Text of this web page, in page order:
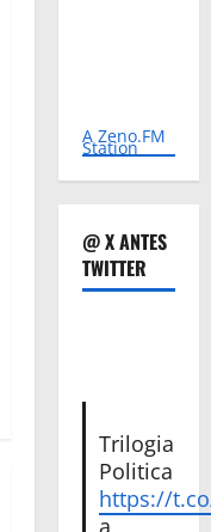
A Zeno.FM
Station
@ X ANTES
TWITTER
Trilogia
Politica
https://